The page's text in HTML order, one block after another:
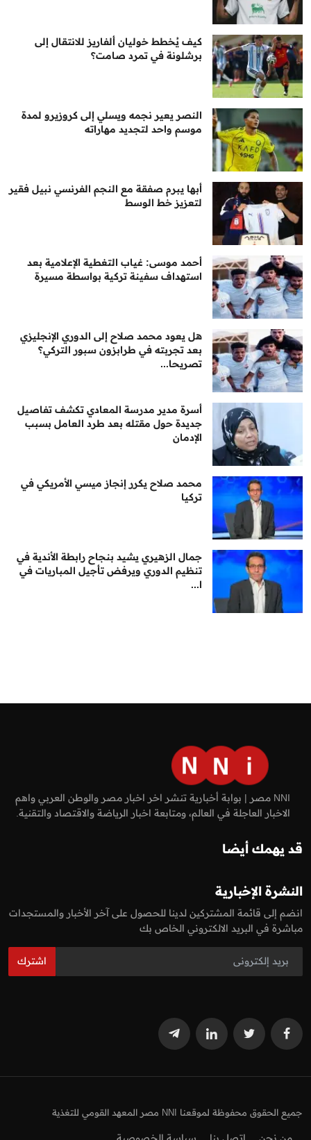
كيف يُخطط خوليان ألفاريز للانتقال إلى
برشلونة في تمرد صامت؟
النصر يعير نجمه ويسلي إلى كروزيرو لمدة
موسم واحد لتجديد مهاراته
أبها يبرم صفقة مع النجم الفرنسي نبيل فقير
لتعزيز خط الوسط
أحمد موسى: غياب التغطية الإعلامية بعد
استهداف سفينة تركية بواسطة مسيرة
هل يعود محمد صلاح إلى الدوري الإنجليزي
بعد تجربته في طرابزون سبور التركي؟
تصريحا...
أسرة مدير مدرسة المعادي تكشف تفاصيل
جديدة حول مقتله بعد طرد العامل بسبب
الإدمان
محمد صلاح يكرر إنجاز ميسي الأمريكي في
تركيا
جمال الزهيري يشيد بنجاح رابطة الأندية في
تنظيم الدوري ويرفض تأجيل المباريات في
ا...
NNI مصر | بوابة أخبارية تنشر اخر اخبار مصر والوطن العربي واهم
الاخبار العاجلة في العالم، ومتابعة اخبار الرياضة والاقتصاد والتقنية.
قد يهمك أيضا
النشرة الإخبارية
انضم إلى قائمة المشتركين لدينا للحصول على آخر الأخبار والمستجدات
مباشرة في البريد الالكتروني الخاص بك
اشترك
جميع الحقوق محفوظة لموقعنا NNI مصر المعهد القومي للتغذية